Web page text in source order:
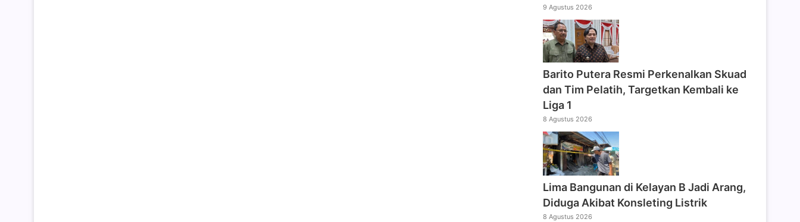
9 Agustus 2026
Barito Putera Resmi Perkenalkan Skuad
dan Tim Pelatih, Targetkan Kembali ke
Liga 1
8 Agustus 2026
Lima Bangunan di Kelayan B Jadi Arang,
Diduga Akibat Konsleting Listrik
8 Agustus 2026